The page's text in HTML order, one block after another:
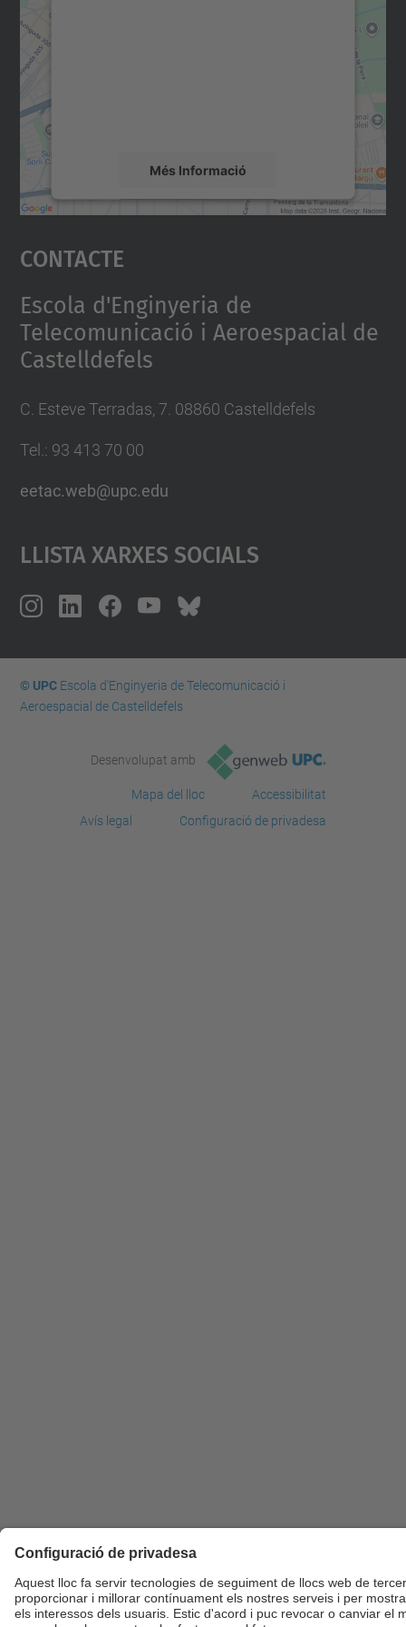
Més Informació
Accepta
powered by
Contacte
Escola d'Enginyeria de
Telecomunicació i Aeroespacial de
Castelldefels
C. Esteve Terradas, 7. 08860 Castelldefels
Tel.: 93 413 70 00
eetac.web@upc.edu
Llista Xarxes Socials
© UPCEscola d'Enginyeria de Telecomunicació i
Aeroespacial de Castelldefels
Desenvolupat amb
Mapa del lloc
Accessibilitat
Avís legal
Configuració de privadesa